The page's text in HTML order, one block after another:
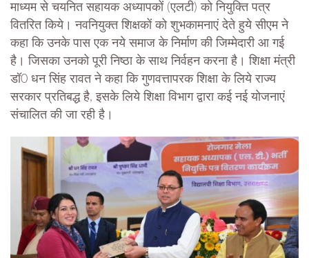
माध्यम से चयनित सहायक अध्यापकों (एलटी) को नियुक्ति पत्र
वितरित किये। नवनियुक्त शिक्षकों को शुभकामनाएं देते हुये सीएम ने
कहा कि उनके पास एक नये समाज के निर्माण की जिम्मेदारी आ गई
है। जिसका उनको पूरी निष्ठा के साथ निर्वहन करना है। शिक्षा मंत्री
डॉ0 धन सिंह रावत ने कहा कि गुणवत्तापरक शिक्षा के लिये राज्य
सरकार प्रतिबद्ध है, इसके लिये शिक्षा विभाग द्वारा कई नई योजनाएं
संचालित की जा रही है।